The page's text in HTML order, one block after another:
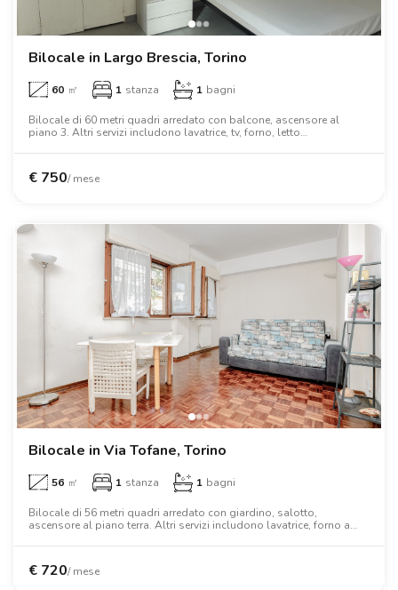
Ville
Loft
Ville
Loft
Ville
Loft
Ville
Loft
Ville
Loft
Ville
Loft
Firenze
Ville
Loft
Roma
Ville
Loft
Napoli
Ville
Loft
Catania
Ville
Loft
Padova
Ville
Loft
Bilocale in Largo Brescia, Torino
60 ㎡ 1 stanza 1 bagni
Bilocale di 60 metri quadri arredato con balcone, ascensore al
piano 3. Altri servizi includono lavatrice, tv, forno, letto
€ 750/ mese
Bilocale in Via Tofane, Torino
56 ㎡ 1 stanza 1 bagni
Bilocale di 56 metri quadri arredato con giardino, salotto,
ascensore al piano terra. Altri servizi includono lavatrice, forno a
€ 720/ mese